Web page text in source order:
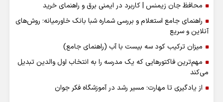
محافظ جان زیمنس | کاربرد در ایمنی برق و راهنمای خرید
راهنمای جامع استعلام و بررسی شماره شبا بانک خاورمیانه؛ روش‌های
آنلاین و سریع
میزان ترکیب کود سه بیست با آب (راهنمای جامع)
مهم‌ترین فاکتورهایی که یک مدرسه را به انتخاب اول والدین تبدیل
می‌کند
از یادگیری تا مهارت؛ مسیر رشد در آموزشگاه فکر جوان